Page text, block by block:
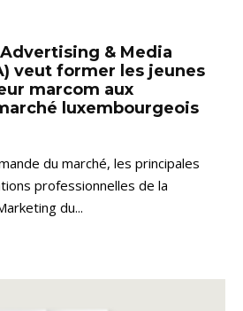
& Media
veut former les jeunes
marcom aux
luxembourgeois
du marché, les principales
professionnelles de la
du...